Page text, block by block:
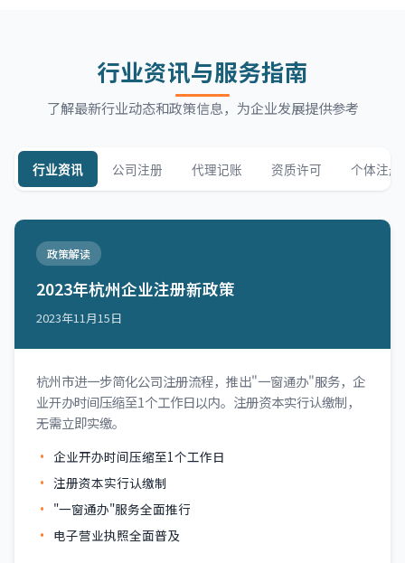
行业资讯与服务指南
了解最新行业动态和政策信息，为企业发展提供参考
行业资讯 公司注册 代理记账 资质许可 个体注册
政策解读
2023年杭州企业注册新政策
2023年11月15日
杭州市进一步简化公司注册流程，推出"一窗通办"服务，企
业开办时间压缩至1个工作日以内。注册资本实行认缴制，
无需立即实缴。
企业开办时间压缩至1个工作日
注册资本实行认缴制
"一窗通办"服务全面推行
电子营业执照全面普及